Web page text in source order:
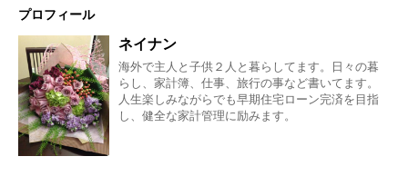
プロフィール
ネイナン
海外で主人と子供２人と暮らしてます。日々の暮
らし、家計簿、仕事、旅行の事など書いてます。
人生楽しみながらでも早期住宅ローン完済を目指
し、健全な家計管理に励みます。